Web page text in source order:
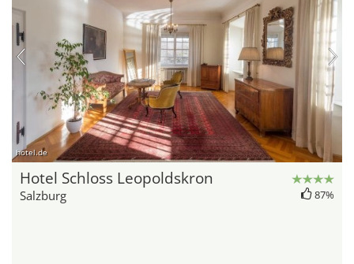
hotel.de
Hotel Schloss Leopoldskron
Salzburg 87%